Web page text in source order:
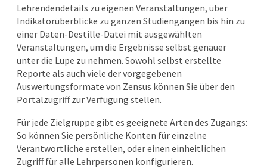
Eigene Bepunktungsregeln
Abschreiben verhindern
Prüflinge anlegen
Massenprüfungen bewältigen
Fehler vermeiden
Transparenz schaffen
Ergebnistabelle
Qualitätsdaten
Ergebnisbericht
Lösungen
Aufgabenverwaltung Frida
Scannerkorrektur Klaus Papier
Demoversion
Schulungen
Einstieg
Extras
Versorgungsqualität messen
Bürgerumfragen
Bürgerbeteiligung
Studierendenbefragung
Wahlen
Befragungsart wählen
Daten importieren
Fragebogen erstellen
3. Daten erheben
Auf Papier befragen
Online befragen
4. Bögen erfassen
Fragebögen einscannen
Freitextantworten erfassen
5. Ergebnisse generieren
Zusammenhänge erkennen
QuestorPro
Schulungen
Lehrendendetails zu eigenen Veranstaltungen, über
Indikatorüberblicke zu ganzen Studiengängen bis hin zu
einer Daten-Destille-Datei mit ausgewählten
Veranstaltungen, um die Ergebnisse selbst genauer
unter die Lupe zu nehmen. Sowohl selbst erstellte
Reporte als auch viele der vorgegebenen
Auswertungsformate von Zensus können Sie über den
Portalzugriff zur Verfügung stellen.
Für jede Zielgruppe gibt es geeignete Arten des Zugangs:
So können Sie persönliche Konten für einzelne
Verantwortliche erstellen, oder einen einheitlichen
Zugriff für alle Lehrpersonen konfigurieren.